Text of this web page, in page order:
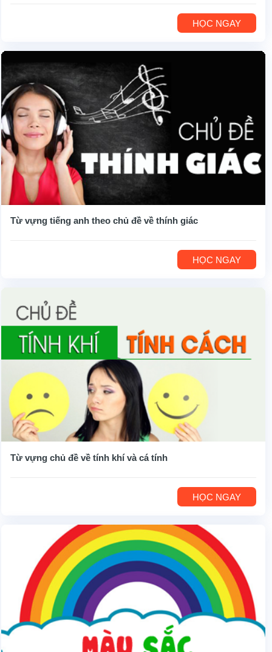
HỌC NGAY
Từ vựng tiếng anh theo chủ đề về thính giác
HỌC NGAY
Từ vựng chủ đề về tính khí và cá tính
HỌC NGAY